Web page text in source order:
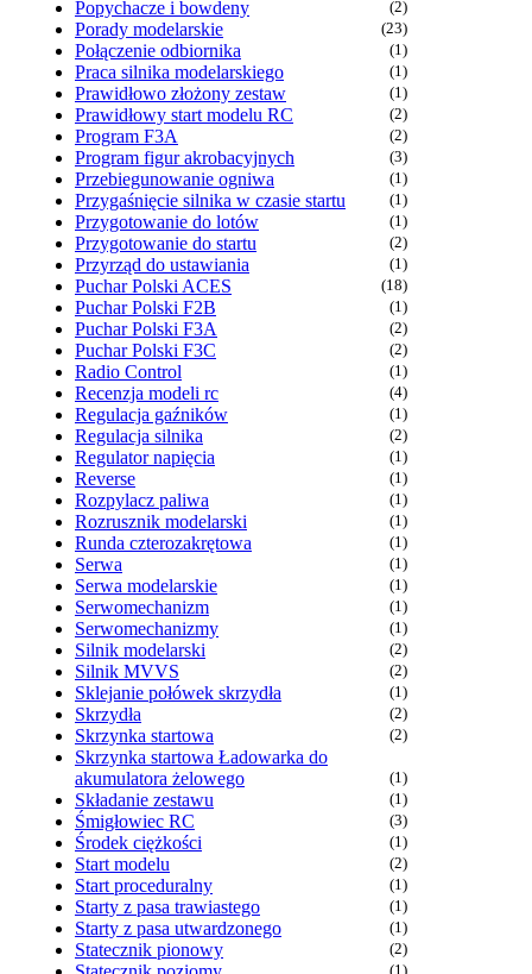
Popychacze i bowdeny (2)
Porady modelarskie (23)
Połączenie odbiornika (1)
Praca silnika modelarskiego (1)
Prawidłowo złożony zestaw (1)
Prawidłowy start modelu RC (2)
Program F3A (2)
Program figur akrobacyjnych (3)
Przebiegunowanie ogniwa (1)
Przygaśnięcie silnika w czasie startu (1)
Przygotowanie do lotów (1)
Przygotowanie do startu (2)
Przyrząd do ustawiania (1)
Puchar Polski ACES (18)
Puchar Polski F2B (1)
Puchar Polski F3A (2)
Puchar Polski F3C (2)
Radio Control (1)
Recenzja modeli rc (4)
Regulacja gaźników (1)
Regulacja silnika (2)
Regulator napięcia (1)
Reverse (1)
Rozpylacz paliwa (1)
Rozrusznik modelarski (1)
Runda czterozakrętowa (1)
Serwa (1)
Serwa modelarskie (1)
Serwomechanizm (1)
Serwomechanizmy (1)
Silnik modelarski (2)
Silnik MVVS (2)
Sklejanie połówek skrzydła (1)
Skrzydła (2)
Skrzynka startowa (2)
Skrzynka startowa Ładowarka do
akumulatora żelowego
(1)
Składanie zestawu (1)
Śmigłowiec RC (3)
Środek ciężkości (1)
Start modelu (2)
Start proceduralny (1)
Starty z pasa trawiastego (1)
Starty z pasa utwardzonego (1)
Statecznik pionowy (2)
(1)